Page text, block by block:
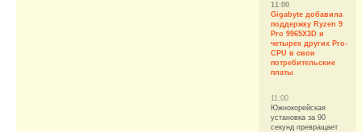
11:00
Gigabyte добавила
поддержку Ryzen 9
Pro 9965X3D и
четырех других Pro-
CPU в свои
потребительские
платы
11:00
Южнокорейская
установка за 90
секунд превращает